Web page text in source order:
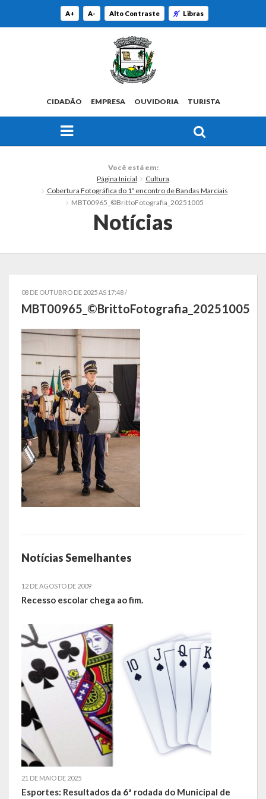
A+ A- Alto Contraste Libras
CIDADÃO EMPRESA OUVIDORIA TURISTA
Histórico
Símbolos
Ex-Administradores
Conselhos Municipais
Secretarias
Administração, Fazenda e Planejamento
Desenvolvimento Econômico
Desenvolvimento Social
Cultura
Histórias
A História da Comunidade Católica Nossa Senhora de Lourdes
de Vila Seca
A História da Comunidade Evangélica de Linha Kronenthal
A história da Comunidade Católica São Paulo de Lagoa dos Três
Cantos
A História da Comunidade Evangélica de Confissão Luterana no
A história marcante do Grêmio Esportivo Lagoense: uma história
Você está em:
Página Inicial
Cultura
Cobertura Fotográfica do 1º encontro de Bandas Marciais
MBT00965_©BrittoFotografia_20251005
Notícias
08 DE OUTUBRO DE 2025 AS 17:48 /
MBT00965_©BrittoFotografia_20251005
Notícias Semelhantes
12 DE AGOSTO DE 2009
Recesso escolar chega ao fim.
21 DE MAIO DE 2025
Esportes: Resultados da 6ª rodada do Municipal de